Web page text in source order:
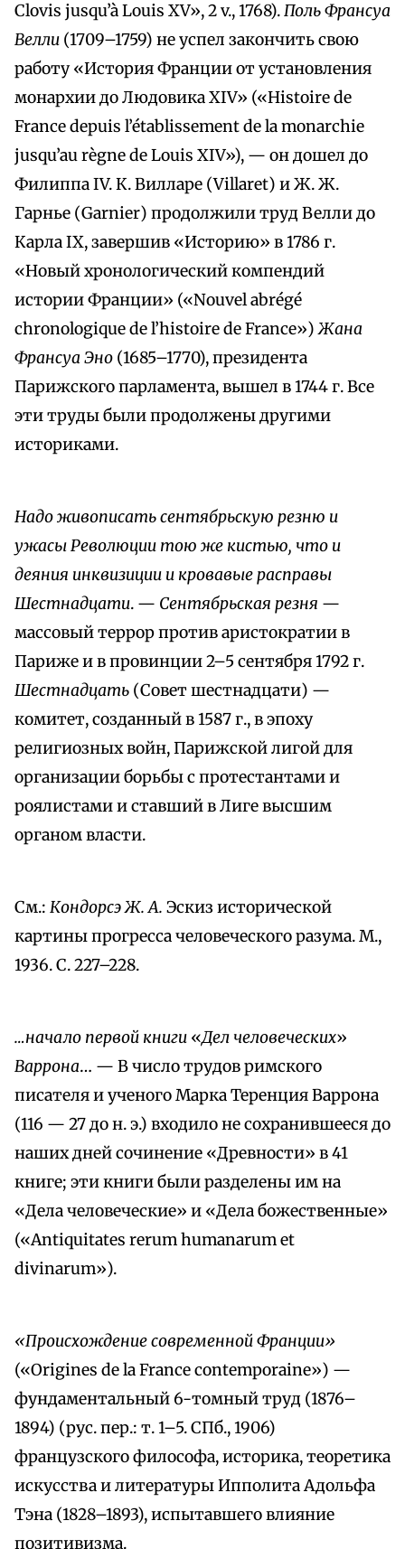
Clovis jusqu’à Louis XV», 2 v., 1768).Поль Франсуа
Велли (1709–1759) не успел закончить свою
работу «История Франции от установления
монархии до Людовика XIV» («Histoire de
France depuis l’établissement de la monarchie
jusqu’au règne de Louis XIV»), — он дошел до
Филиппа IV. К. Вилларе (Villaret) и Ж. Ж.
Гарнье (Garnier) продолжили труд Велли до
Карла IX, завершив «Историю» в 1786 г.
«Новый хронологический компендий
истории Франции» («Nouvel abrégé
chronologique de l’histoire de France»)Жана
Франсуа Эно (1685–1770), президента
Парижского парламента, вышел в 1744 г. Все
эти труды были продолжены другими
историками.
Надо живописать сентябрьскую резню и
ужасы Революции тою же кистью, что и
деяния инквизиции и кровавые расправы
Шестнадцати. — Сентябрьская резня —
массовый террор против аристократии в
Париже и в провинции 2–5 сентября 1792 г.
Шестнадцать (Совет шестнадцати) —
комитет, созданный в 1587 г., в эпоху
религиозных войн, Парижской лигой для
организации борьбы с протестантами и
роялистами и ставший в Лиге высшим
органом власти.
См.: Кондорсэ Ж. А. Эскиз исторической
картины прогресса человеческого разума. М.,
1936. С. 227–228.
…начало первой книги «Дел человеческих»
Варрона… — В число трудов римского
писателя и ученого Марка Теренция Варрона
(116 — 27 до н. э.) входило не сохранившееся до
наших дней сочинение «Древности» в 41
книге; эти книги были разделены им на
«Дела человеческие» и «Дела божественные»
(«Antiquitates rerum humanarum et
divinarum»).
«Происхождение современной Франции»
(«Origines de la France contemporaine») —
фундаментальный 6-томный труд (1876–
1894) (рус. пер.: т. 1–5. СПб., 1906)
французского философа, историка, теоретика
искусства и литературы Ипполита Адольфа
Тэна (1828–1893), испытавшего влияние
позитивизма.